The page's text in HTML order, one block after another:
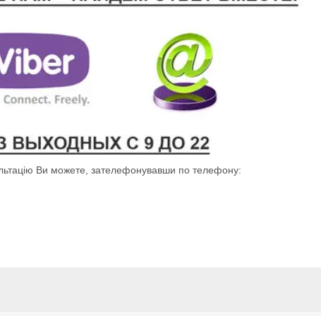
Ви можете, зателефонувавши по телефону: